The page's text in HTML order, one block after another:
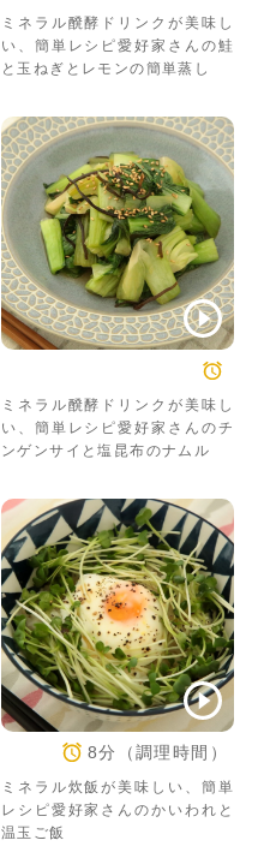
ミネラル醗酵ドリンクが美味し
い、簡単レシピ愛好家さんの鮭
と玉ねぎとレモンの簡単蒸し
ミネラル醗酵ドリンクが美味し
い、簡単レシピ愛好家さんのチ
ンゲンサイと塩昆布のナムル
8分（調理時間）
ミネラル炊飯が美味しい、簡単
レシピ愛好家さんのかいわれと
温玉ご飯